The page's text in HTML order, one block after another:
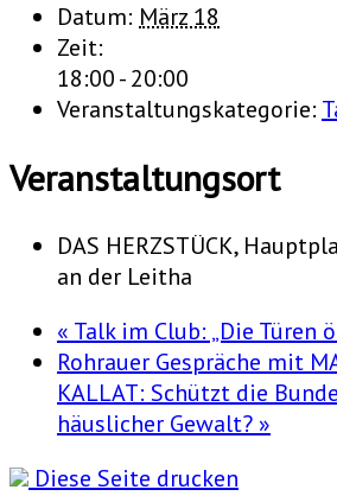
Datum: März 18
Zeit:
18:00 - 20:00
Veranstaltungskategorie:
Veranstaltungsort
DAS HERZSTÜCK,
an der Leitha
« Talk im Club: „Die Türen
Rohrauer Gespräche mit
KALLAT: Schützt die
häuslicher Gewalt? »
Diese Seite drucken